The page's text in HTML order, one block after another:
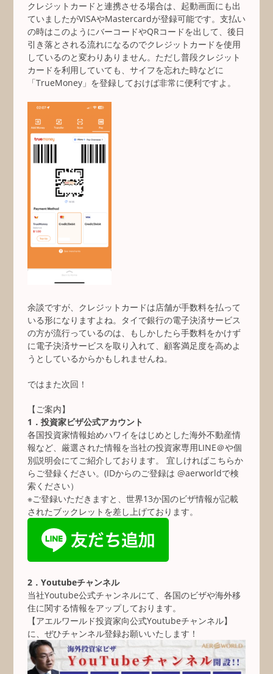
クレジットカードと連携させる場合は、起動画面にも出
ていましたがVISAやMastercardが登録可能です。支払い
の時はこのようにバーコードやQRコードを出して、後日
引き落とされる流れになるのでクレジットカードを使用
しているのと変わりありません。ただし普段クレジット
カードを利用していても、サイフを忘れた時などに
「TrueMoney」を登録しておけば非常に便利ですよ。
余談ですが、クレジットカードは店舗が手数料を払って
いる形になりますよね。タイで銀行の電子決済サービス
の方が流行っているのは、もしかしたら手数料をかけず
に電子決済サービスを取り入れて、顧客満足度を高めよ
うとしているからかもしれませんね。
ではまた次回！
【ご案内】
1．投資家ビザ公式アカウント
各国投資家情報始めハワイをはじめとした海外不動産情
報など、厳選された情報を当社の投資家専用LINE＠や個
別説明会にてご紹介しております。 宜しければこちらか
らご登録ください。(IDからのご登録は @aerworldで検
索ください）
※ご登録いただきますと、世界13か国のビザ情報が記載
されたブックレットを差し上げております。
2．Youtubeチャンネル
当社Youtube公式チャンネルにて、各国のビザや海外移
住に関する情報をアップしております。
【アエルワールド投資家向公式Youtubeチャンネル】
に、ぜひチャンネル登録お願いいたします！